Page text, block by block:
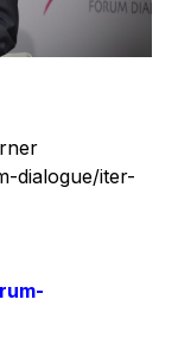
dialogue/iter-